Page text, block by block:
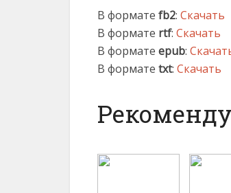
В формате fb2: Скачать
В формате rtf: Скачать
В формате epub:
В формате txt: Скачать